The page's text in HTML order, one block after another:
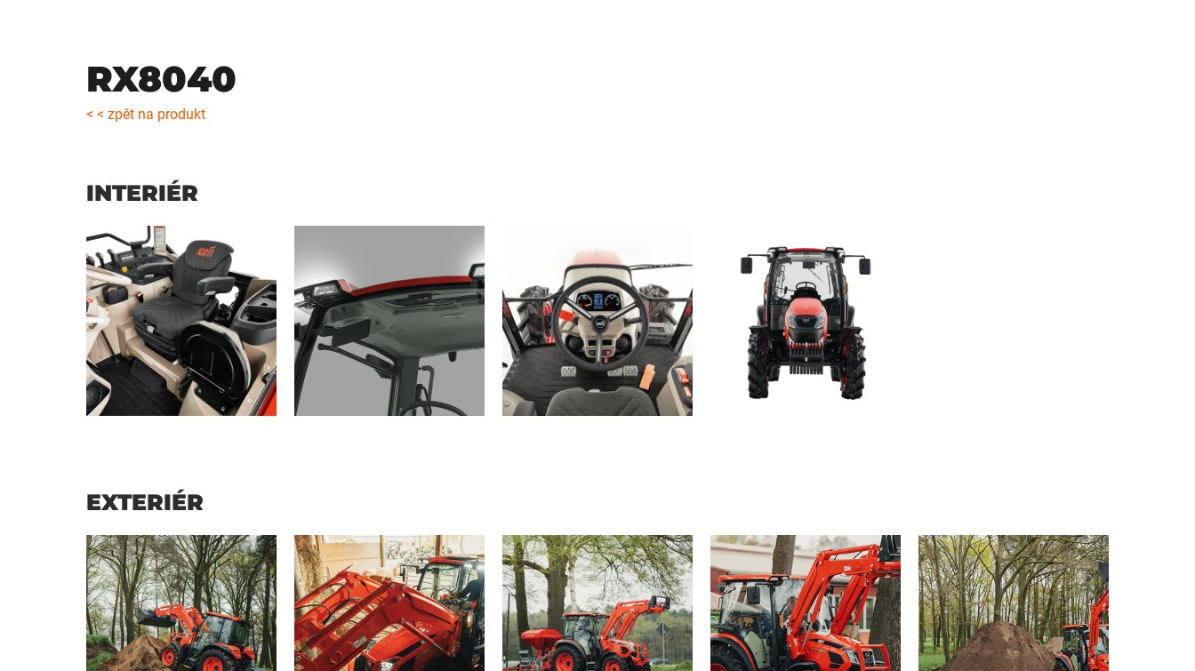
RX8040
< < zpět na produkt
INTERIÉR
EXTERIÉR